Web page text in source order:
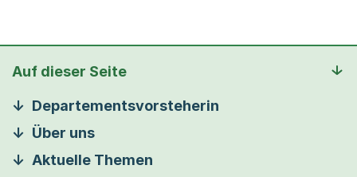
Auf dieser Seite
Departementsvorsteherin
Über uns
Aktuelle Themen